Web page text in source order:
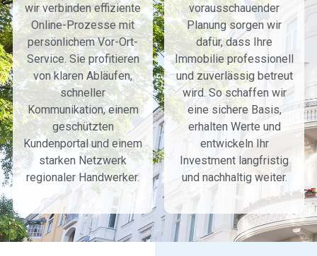
wir verbinden effiziente
Online-Prozesse mit
persönlichem Vor-Ort-
Service. Sie profitieren
von klaren Abläufen,
schneller
Kommunikation, einem
geschützten
Kundenportal und einem
starken Netzwerk
regionaler Handwerker.
vorausschauender
Planung sorgen wir
dafür, dass Ihre
Immobilie professionell
und zuverlässig betreut
wird. So schaffen wir
eine sichere Basis,
erhalten Werte und
entwickeln Ihr
Investment langfristig
und nachhaltig weiter.